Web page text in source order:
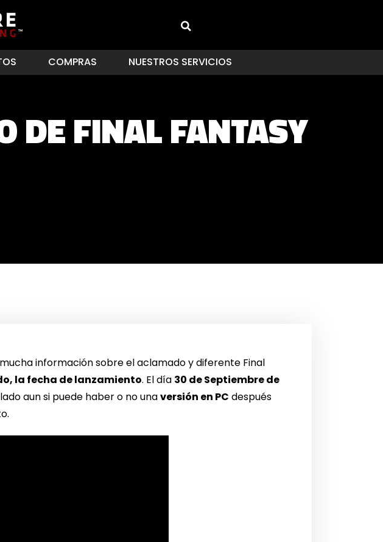
COMPRAS NUESTROS SERVICIOS
DE FINAL FANTASY
información sobre el aclamado y diferente Final
la fecha de lanzamiento. El día 30 de Septiembre de
aun si puede haber o no unaversión en PC después